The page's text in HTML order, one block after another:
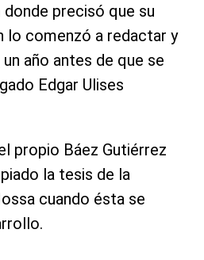
precisó que su
lo comenzó a redactar y
año antes de que se
Edgar Ulises
propio Báez Gutiérrez
la tesis de la
cuando ésta se